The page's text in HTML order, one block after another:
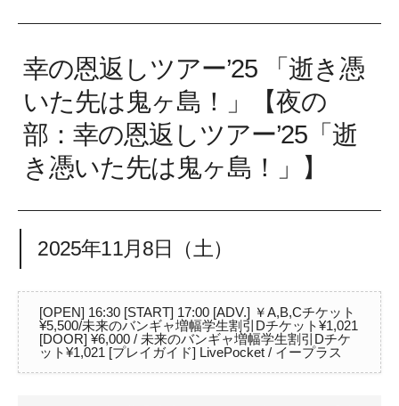
幸の恩返しツアー’25 「逝き憑
いた先は鬼ヶ島！」【夜の
部：幸の恩返しツアー’25「逝
き憑いた先は鬼ヶ島！」】
2025年11月8日（土）
[OPEN] 16:30 [START] 17:00 [ADV.] ￥A,B,Cチケット
¥5,500/未来のバンギャ増幅学生割引Dチケット¥1,021
[DOOR] ¥6,000 / 未来のバンギャ増幅学生割引Dチケ
ット¥1,021 [プレイガイド] LivePocket / イープラス